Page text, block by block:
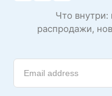
Что внутри:
распродажи,